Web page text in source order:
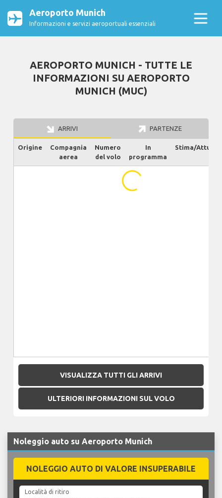
Aeroporto Munich
Informazioni e servizi aeroportuali essenziali
AEROPORTO MUNICH - TUTTE LE
INFORMAZIONI SU AEROPORTO
MUNICH (MUC)
ARRIVI PARTENZE
Origine
Compagnia
aerea
Numero
del volo
In
programma
Stima/Attuale
VISUALIZZA TUTTI GLI ARRIVI
ULTERIORI INFORMAZIONI SUL VOLO
Noleggio auto su Aeroporto Munich
NOLEGGIO AUTO DI VALORE INSUPERABILE
Località di ritiro